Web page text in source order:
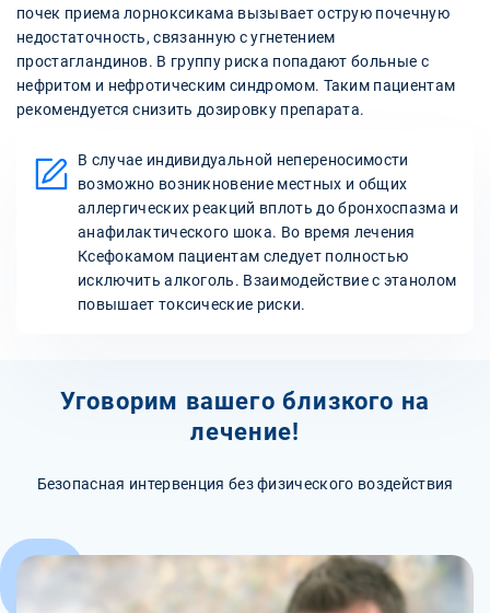
почек приема лорноксикама вызывает острую почечную
недостаточность, связанную с угнетением
простагландинов. В группу риска попадают больные с
нефритом и нефротическим синдромом. Таким пациентам
рекомендуется снизить дозировку препарата.
В случае индивидуальной непереносимости
возможно возникновение местных и общих
аллергических реакций вплоть до бронхоспазма и
анафилактического шока. Во время лечения
Ксефокамом пациентам следует полностью
исключить алкоголь. Взаимодействие с этанолом
повышает токсические риски.
Уговорим вашего близкого на
лечение!
Безопасная интервенция без физического воздействия